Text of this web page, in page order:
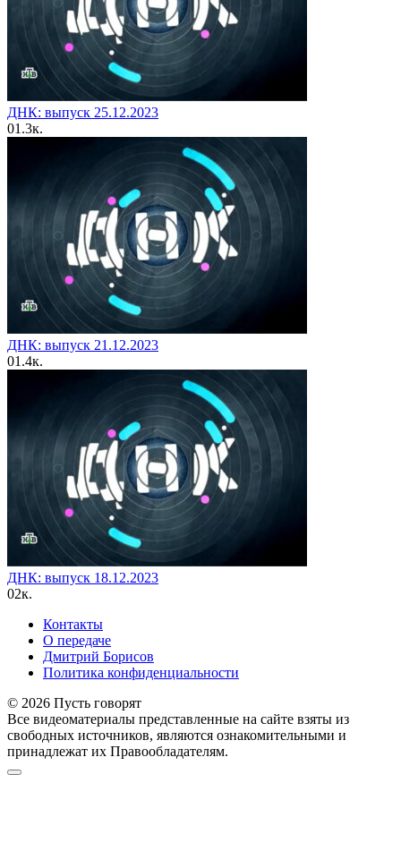
ДНК: выпуск 25.12.2023
01.3к.
ДНК: выпуск 21.12.2023
01.4к.
ДНК: выпуск 18.12.2023
02к.
Контакты
О передаче
Дмитрий Борисов
Политика конфиденциальности
© 2026 Пусть говорят
Все видеоматериалы представленные на сайте взяты из
свободных источников, являются ознакомительными и
принадлежат их Правообладателям.